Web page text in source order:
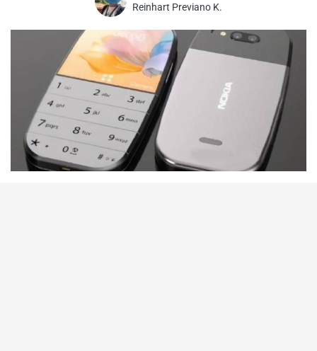
Reinhart Previano K.